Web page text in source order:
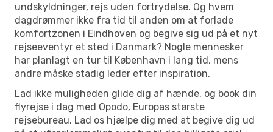
undskyldninger, rejs uden fortrydelse. Og hvem
dagdrømmer ikke fra tid til anden om at forlade
komfortzonen i Eindhoven og begive sig ud på et nyt
rejseeventyr et sted i Danmark? Nogle mennesker
har planlagt en tur til København i lang tid, mens
andre måske stadig leder efter inspiration.
Lad ikke muligheden glide dig af hænde, og book din
flyrejse i dag med Opodo, Europas største
rejsebureau. Lad os hjælpe dig med at begive dig ud